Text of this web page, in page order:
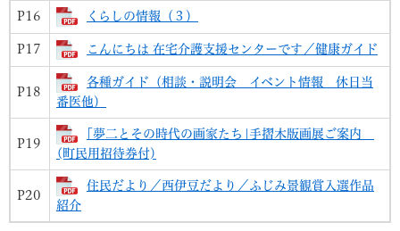
P16 くらしの情報（３）
P17 こんにちは 在宅介護支援センターです／健康ガイド
P18
各種ガイド（相談・説明会 イベント情報 休日当
番医他）
P19
｢夢二とその時代の画家たち｣手摺木版画展ご案内
(町民用招待券付)
P20
住民だより／西伊豆だより／ふじみ景観賞入選作品
紹介